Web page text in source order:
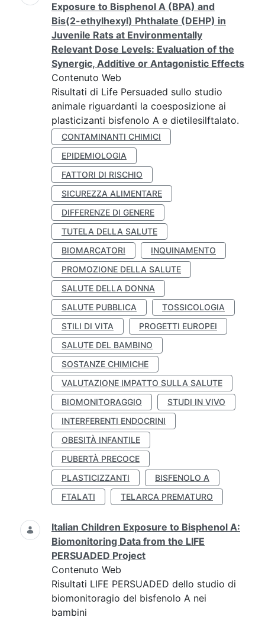
Exposure to Bisphenol A (BPA) and
Bis(2-ethylhexyl) Phthalate (DEHP) in
Juvenile Rats at Environmentally
Relevant Dose Levels: Evaluation of the
Synergic, Additive or Antagonistic Effects
Contenuto Web
Risultati di Life Persuaded sullo studio
animale riguardanti la coesposizione ai
plasticizanti bisfenolo A e dietilesilftalato.
CONTAMINANTI CHIMICI
EPIDEMIOLOGIA
FATTORI DI RISCHIO
SICUREZZA ALIMENTARE
DIFFERENZE DI GENERE
TUTELA DELLA SALUTE
BIOMARCATORI
INQUINAMENTO
PROMOZIONE DELLA SALUTE
SALUTE DELLA DONNA
SALUTE PUBBLICA
TOSSICOLOGIA
STILI DI VITA
PROGETTI EUROPEI
SALUTE DEL BAMBINO
SOSTANZE CHIMICHE
VALUTAZIONE IMPATTO SULLA SALUTE
BIOMONITORAGGIO
STUDI IN VIVO
INTERFERENTI ENDOCRINI
OBESITÀ INFANTILE
PUBERTÀ PRECOCE
PLASTICIZZANTI
BISFENOLO A
FTALATI
TELARCA PREMATURO
Italian Children Exposure to Bisphenol A:
Biomonitoring Data from the LIFE
PERSUADED Project
Contenuto Web
Risultati LIFE PERSUADED dello studio di
biomonitoragio del bisfenolo A nei
bambini